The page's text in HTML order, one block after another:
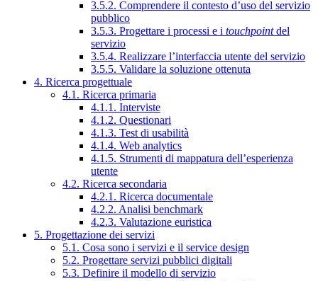
3.5.2. Comprendere il contesto d’uso del servizio
pubblico
3.5.3. Progettare i processi e i touchpointdel
servizio
3.5.4. Realizzare l’interfaccia utente del servizio
3.5.5. Validare la soluzione ottenuta
4. Ricerca progettuale
4.1. Ricerca primaria
4.1.1. Interviste
4.1.2. Questionari
4.1.3. Test di usabilità
4.1.4. Web analytics
4.1.5. Strumenti di mappatura dell’esperienza
utente
4.2. Ricerca secondaria
4.2.1. Ricerca documentale
4.2.2. Analisi benchmark
4.2.3. Valutazione euristica
5. Progettazione dei servizi
5.1. Cosa sono i servizi e il service design
5.2. Progettare servizi pubblici digitali
5.3. Definire il modello di servizio